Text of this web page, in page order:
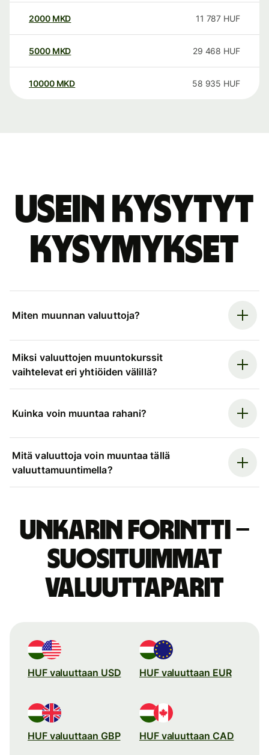
2000 MKD 11 787 HUF
5000 MKD 29 468 HUF
10000 MKD 58 935 HUF
Usein kysytyt
kysymykset
Miten muunnan valuuttoja?
Miksi valuuttojen muuntokurssit
vaihtelevat eri yhtiöiden välillä?
Kuinka voin muuntaa rahani?
Mitä valuuttoja voin muuntaa tällä
valuuttamuuntimella?
Unkarin forintti –
suosituimmat
valuuttaparit
HUF valuuttaan USD HUF valuuttaan EUR
HUF valuuttaan GBP HUF valuuttaan CAD